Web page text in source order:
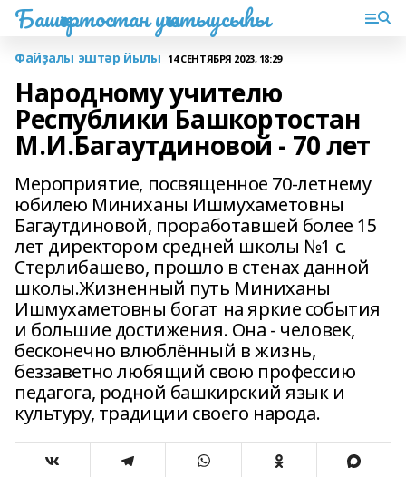
Башҡортостан уҡытыусыһы
Файҙалы эштәр йылы 14 СЕНТЯБРЯ 2023, 18:29
Народному учителю
Республики Башкортостан
М.И.Багаутдиновой - 70 лет
Мероприятие, посвященное 70-летнему
юбилею Миниханы Ишмухаметовны
Багаутдиновой, проработавшей более 15
лет директором средней школы №1 с.
Стерлибашево, прошло в стенах данной
школы.Жизненный путь Миниханы
Ишмухаметовны богат на яркие события
и большие достижения. Она - человек,
бесконечно влюблённый в жизнь,
беззаветно любящий свою профессию
педагога, родной башкирский язык и
культуру, традиции своего народа.